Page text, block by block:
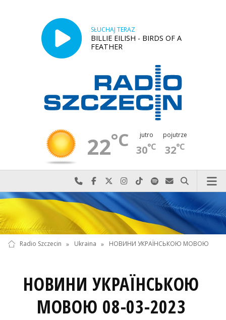
SŁUCHAJ TERAZ
BILLIE EILISH - BIRDS OF A
FEATHER
22°C jutro
30°C
pojutrze
32°C
Najlepiej po prostu do nas zadzwoń
Odwiedź nas na Facebook-u
Odwiedź nas na X
Odwiedź nas na Instagram-ie
Odwiedź nas na TikTok-u
Szukaj nas na Spotify
Wyślij do nas
Szukaj
Radio Szczecin » Ukraina » НОВИНИ УКРАЇНСЬКОЮ МОВОЮ
НОВИНИ УКРАЇНСЬКОЮ
МОВОЮ 08-03-2023